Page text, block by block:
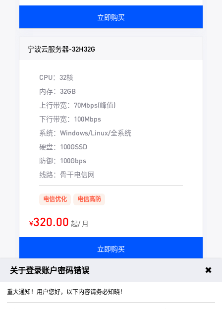
立即购买
宁波云服务器-32H32G
CPU：32核
内存：32GB
上行带宽：70Mbps(峰值)
下行带宽：100Mbps
系统：Windows/Linux/全系统
硬盘：100GSSD
防御：100Gbps
线路：骨干电信网
电信优化 电信高防
¥320.00 起/ 月
立即购买
SDK游戏盾支持技术服务 请联系QQ
3244920655
关于登录账户密码错误 ✖
重大通知！用户您好，以下内容请务必知晓！